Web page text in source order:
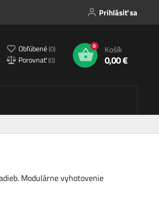
Prihlásiť sa
Obľúbené(0)
Porovnať(0)
0 Košík
0,00 €
Modulárne vyhotovenie